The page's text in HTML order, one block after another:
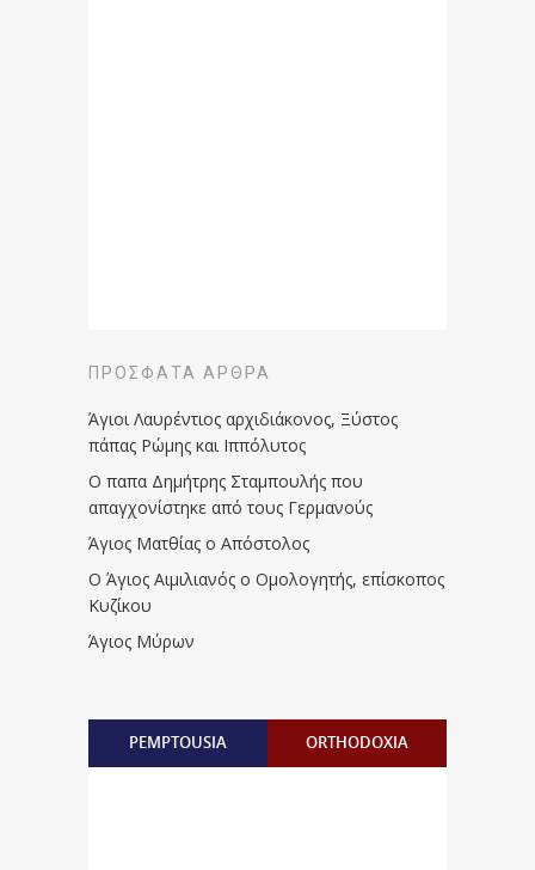
ΠΡΌΣΦΑΤΑ ΆΡΘΡΑ
Άγιοι Λαυρέντιος αρχιδιάκονος, Ξύστος
πάπας Ρώμης και Ιππόλυτος
Ο παπα Δημήτρης Σταμπουλής που
απαγχονίστηκε από τους Γερμανούς
Άγιος Ματθίας ο Απόστολος
Ο Άγιος Αιμιλιανός ο Ομολογητής, επίσκοπος
Κυζίκου
Άγιος Μύρων
PEMPTOUSIA ORTHODOXIA